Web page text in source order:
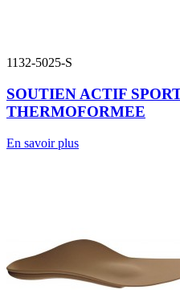
1132-5025-S
SOUTIEN ACTIF
THERMOFORMEE
En savoir plus